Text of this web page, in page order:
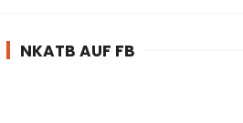
NKATB AUF FB